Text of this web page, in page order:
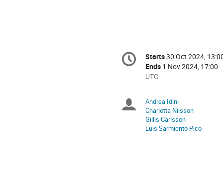
Conference
information
Date/Time
Starts30 Oct 2024,
Ends 1 Nov 2024, 17:00
All
in
UTC
UTC
Chairpersons
Andrea Idini
Charlotta Nilsson
Gillis Carlsson
Luis Sarmiento Pico